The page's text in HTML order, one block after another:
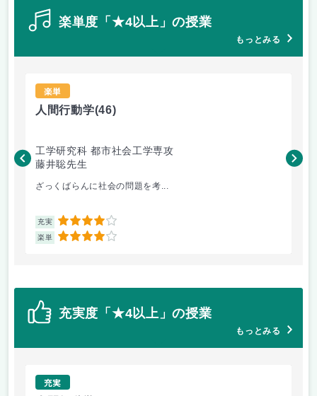
楽単度「★4以上」の授業
もっとみる
楽単
人間行動学(46)
工学研究科 都市社会工学専攻
藤井聡先生
ざっくばらんに社会の問題を考...
充実 4
楽単 4
藤
充実度「★4以上」の授業
もっとみる
充実